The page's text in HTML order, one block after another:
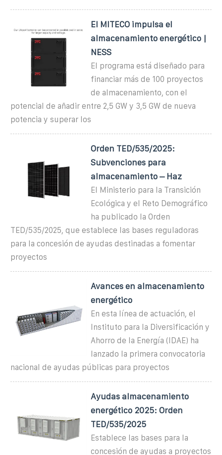
El MITECO impulsa el
almacenamiento energético |
NESS
El programa está diseñado para
financiar más de 100 proyectos
de almacenamiento, con el
potencial de añadir entre 2,5 GW y 3,5 GW de nueva
potencia y superar los
Orden TED/535/2025:
Subvenciones para
almacenamiento – Haz
El Ministerio para la Transición
Ecológica y el Reto Demográfico
ha publicado la Orden
TED/535/2025, que establece las bases reguladoras
para la concesión de ayudas destinadas a fomentar
proyectos
Avances en almacenamiento
energético
En esta línea de actuación, el
Instituto para la Diversificación y
Ahorro de la Energía (IDAE) ha
lanzado la primera convocatoria
nacional de ayudas públicas para proyectos
Ayudas almacenamiento
energético 2025: Orden
TED/535/2025
Establece las bases para la
concesión de ayudas a proyectos